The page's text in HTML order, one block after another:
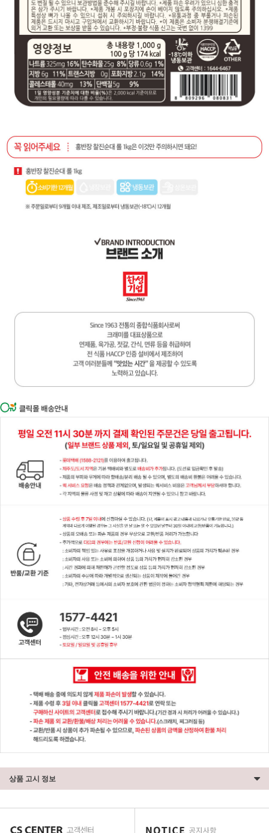
상품 고시 정보